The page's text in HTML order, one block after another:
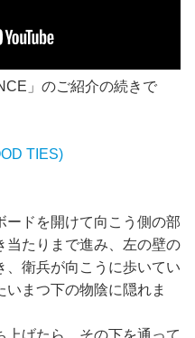
」のご紹介の続きで
TIES)
ードを開けて向こう側の部
当たりまで進み、左の壁の
、衛兵が向こうに歩いてい
まつ下の物陰に隠れま